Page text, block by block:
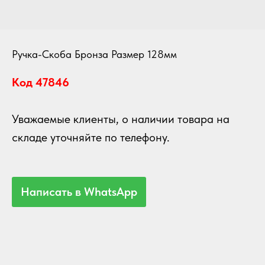
Ручка-Скоба Бронза Размер 128мм
Код 47846
Уважаемые клиенты, о наличии товара на
складе уточняйте по телефону.
Написать в WhatsApp